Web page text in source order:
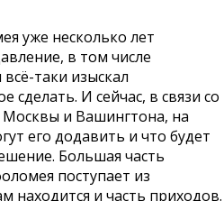
уже несколько лет
в том числе
таки изыскал
сделать. И сейчас, в связи со
и Вашингтона, на
его додавить и что будет
Большая часть
поступает из
находится и часть приходов.